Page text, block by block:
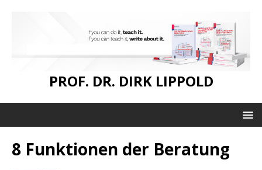
PROF. DR. DIRK LIPPOLD
8 Funktionen der Beratung